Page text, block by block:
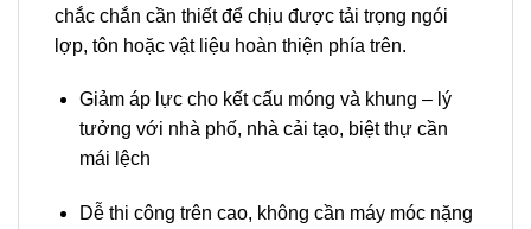
chắc chắn cần thiết để chịu được tải trọng ngói
lợp, tôn hoặc vật liệu hoàn thiện phía trên.
Giảm áp lực cho kết cấu móng và khung – lý
tưởng với nhà phố, nhà cải tạo, biệt thự cần
mái lệch
Dễ thi công trên cao, không cần máy móc nặng